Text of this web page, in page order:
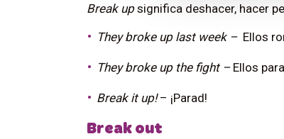
Break upsignifica deshacer, hacer
They broke up last week – Ellos
They broke up the fight – Ellos
Break it up!– ¡Parad!
Break out